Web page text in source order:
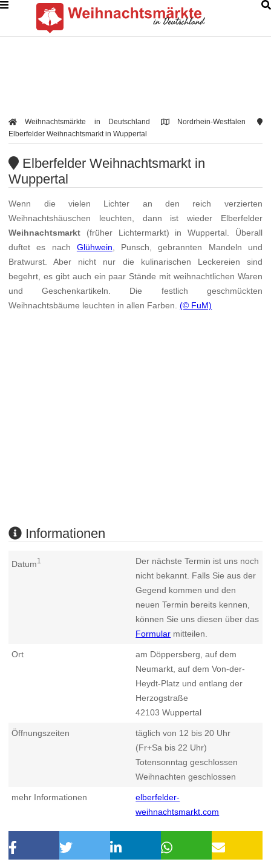
Weihnachtsmärkte in Deutschland
Nordrhein-Westfalen
Elberfelder Weihnachtsmarkt in Wuppertal
Elberfelder Weihnachtsmarkt in
Wuppertal
Wenn die vielen Lichter an den reich verzierten
Weihnachtshäuschen leuchten, dann ist wieder Elberfelder
Weihnachtsmarkt (früher Lichtermarkt) in Wuppertal. Überall
duftet es nach Glühwein, Punsch, gebrannten Mandeln und
Bratwurst. Aber nicht nur die kulinarischen Leckereien sind
begehrt, es gibt auch ein paar Stände mit weihnachtlichen Waren
und Geschenkartikeln. Die festlich geschmückten
Weihnachtsbäume leuchten in allen Farben.(© FuM)
Informationen
Datum1
Der nächste Termin ist uns noch
nicht bekannt. Falls Sie aus der
Gegend kommen und den
neuen Termin bereits kennen,
können Sie uns diesen über das
Formular mitteilen.
Ort
am Döppersberg, auf dem
Neumarkt, auf dem Von-der-
Heydt-Platz und entlang der
Herzogstraße
42103 Wuppertal
Öffnungszeiten
täglich von 12 bis 20 Uhr
(Fr+Sa bis 22 Uhr)
Totensonntag geschlossen
Weihnachten geschlossen
mehr Informationen
elberfelder-
weihnachtsmarkt.com